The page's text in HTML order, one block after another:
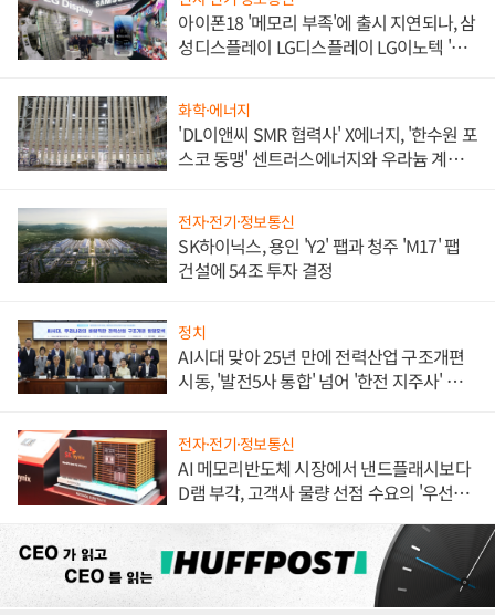
아이폰18 '메모리 부족'에 출시 지연되나, 삼
성디스플레이 LG디스플레이 LG이노텍 '탈
화학·에너지
'DL이앤씨 SMR 협력사' X에너지, '한수원 포
스코 동맹' 센트러스에너지와 우라늄 계약
전자·전기·정보통신
SK하이닉스, 용인 'Y2' 팹과 청주 'M17' 팹
건설에 54조 투자 결정
정치
AI시대 맞아 25년 만에 전력산업 구조개편
시동, '발전5사 통합' 넘어 '한전 지주사' 재편
전자·전기·정보통신
AI 메모리반도체 시장에서 낸드플래시보다
D램 부각, 고객사 물량 선점 수요의 '우선순